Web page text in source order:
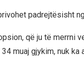
padrejtësisht
që ju të merrni
muaj gjykim, nuk